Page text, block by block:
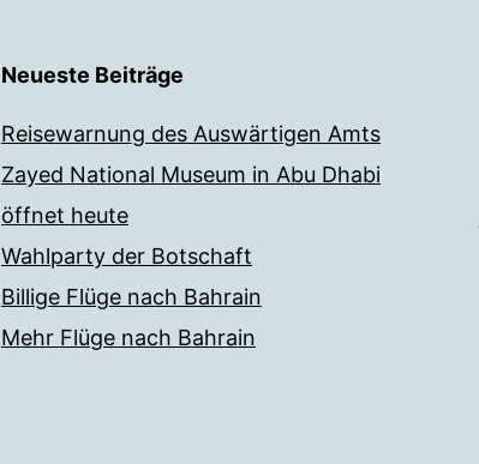
Neueste Beiträge
Reisewarnung des Auswärtigen Amts
Zayed National Museum in Abu Dhabi
öffnet heute
Wahlparty der Botschaft
Billige Flüge nach Bahrain
Mehr Flüge nach Bahrain